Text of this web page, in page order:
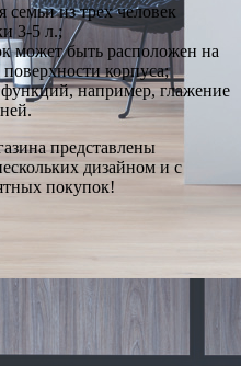
семьи из трех человек
3-5 л.;
может быть расположен на
корпуса;
например, глажение
представлены
дизайном и с
покупок!